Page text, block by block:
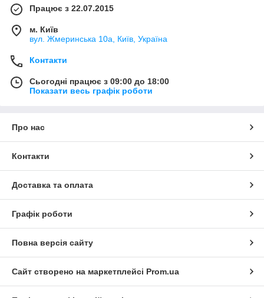
Працює з 22.07.2015
м. Київ
вул. Жмеринська 10а, Київ, Україна
Контакти
Сьогодні працює з 09:00 до 18:00
Показати весь графік роботи
Про нас
Контакти
Доставка та оплата
Графік роботи
Повна версія сайту
Сайт створено на маркетплейсі Prom.ua